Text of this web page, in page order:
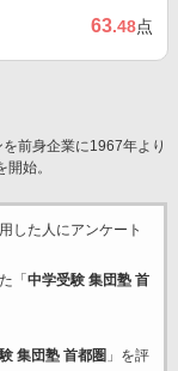
63.48点
前身企業に1967年より
始。
した 人にアンケート
「 中学受験 集団塾 首
集団塾 首都圏 」を評